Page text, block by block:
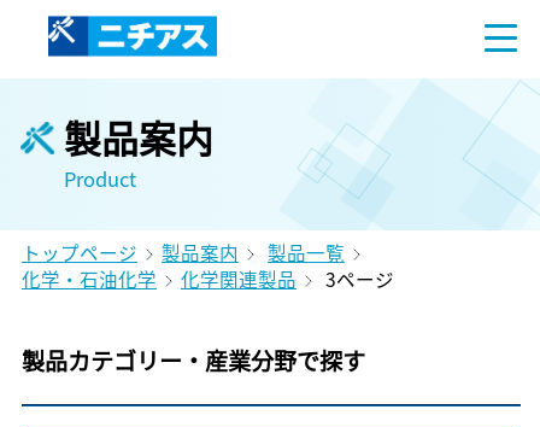
製品案内
Product
トップページ 製品案内
製品一覧
化学・石油化学
化学関連製品 3ページ
製品カテゴリー・産業分野で探す